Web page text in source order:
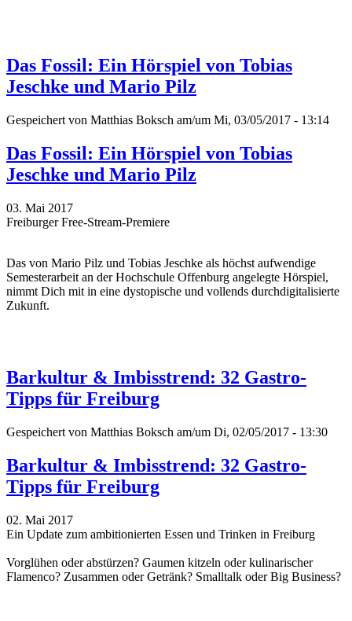
Das Fossil: Ein Hörspiel von Tobias
Jeschke und Mario Pilz
Gespeichert von Matthias Boksch am/um Mi, 03/05/2017 - 13:14
Das Fossil: Ein Hörspiel von Tobias
Jeschke und Mario Pilz
03. Mai 2017
Freiburger Free-Stream-Premiere
Das von Mario Pilz und Tobias Jeschke als höchst aufwendige
Semesterarbeit an der Hochschule Offenburg angelegte Hörspiel,
nimmt Dich mit in eine dystopische und vollends durchdigitalisierte
Zukunft.
Barkultur & Imbisstrend: 32 Gastro-
Tipps für Freiburg
Gespeichert von Matthias Boksch am/um Di, 02/05/2017 - 13:30
Barkultur & Imbisstrend: 32 Gastro-
Tipps für Freiburg
02. Mai 2017
Ein Update zum ambitionierten Essen und Trinken in Freiburg
Vorglühen oder abstürzen? Gaumen kitzeln oder kulinarischer
Flamenco? Zusammen oder Getränk? Smalltalk oder Big Business?